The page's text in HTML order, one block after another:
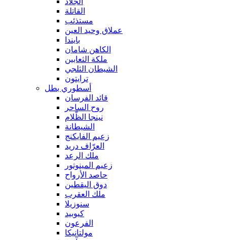
القاتلة
مستذئب
عملاق وحيد العين
بايندا
الكاهن شامان
ملكة الثعابين
الشيطان الثلجي
ترايتون
أسطوري بطل
قائد الفرسان
روح الساحر
نينجا الظّلام
الشيطانة
زعيم الفايكنج
العرّاف دريد
ملك الرعد
زعيم المينوتور
حاصد الأرواح
دوق اليقطين
ملك العقرب
سنوزيلا
كيوبيد
الفرعون
مولتانيكا